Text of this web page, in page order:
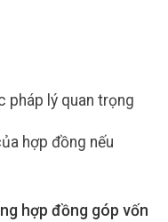
pháp lý quan trọng
hợp đồng nếu
hợp đồng góp vốn